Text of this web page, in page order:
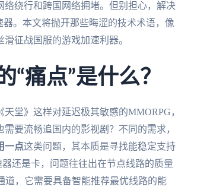
绕行和跨国网络拥堵。但别担心，解决
。本文将抛开那些晦涩的技术术语，像
征战国服的游戏加速利器。
痛点”是什么？
堂》这样对延迟极其敏感的MMORPG，
要流畅追国内的影视剧？不同的需求，
一点这类问题，其本质是寻找能稳定支持
还是卡，问题往往出在节点线路的质量
，它需要具备智能推荐最优线路的能